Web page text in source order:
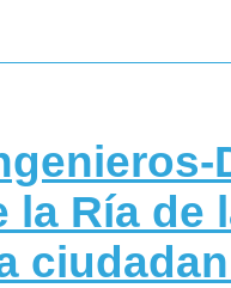
la Ría de